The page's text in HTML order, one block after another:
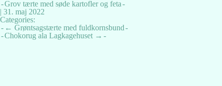
Grov tærte med søde kartofler og feta
| 31. maj 2022
Categories:
Indlægsnavigation
← Grøntsagstærte med fuldkornsbund
Chokorug ala Lagkagehuset →